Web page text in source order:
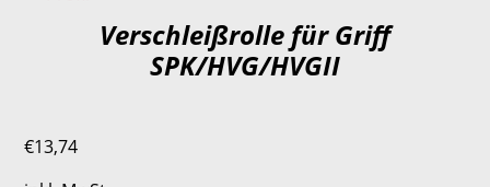
Verschleißrolle für Griff
SPK/HVG/HVGII
€13,74